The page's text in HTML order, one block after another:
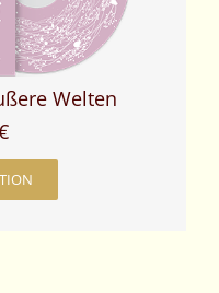
Welten